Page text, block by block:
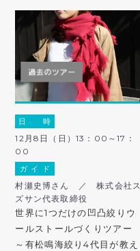
日 時
12月8日（日）13：00～17：
00
ガ イ ド
村瀬史博さん ／ 株式会社ス
ズサン代表取締役
世界に1つだけの凹凸絞りウ
ールストールづくりツアー
～有松鳴海絞り4代目が教え